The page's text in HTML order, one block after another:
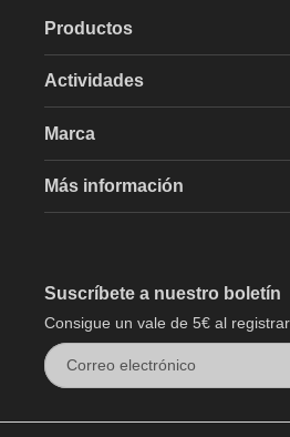
Productos
Actividades
Marca
Más información
Suscríbete a nuestro boletín
Consigue un vale de 5€ al
Correo electrónico